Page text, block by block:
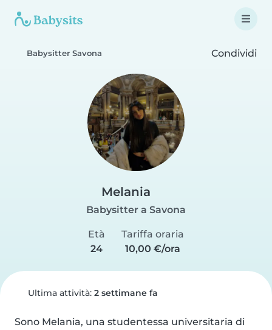
Babysitter Savona Condividi
Melania
Babysitter a Savona
Età
24
Tariffa oraria
10,00 €/ora
Ultima attività: 2 settimane fa
Sono Melania, una studentessa universitaria di